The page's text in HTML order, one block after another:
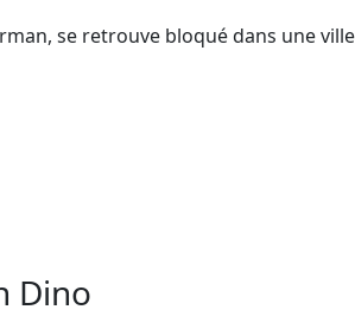
se retrouve bloqué dans une
Dino